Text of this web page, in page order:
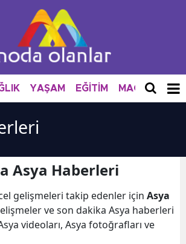
YAŞAM EĞİTİM MAGAZİN
Asya Haberleri
gelişmeleri takip edenler için Asya
ve son dakika Asya haberleri
videoları, Asya fotoğrafları ve